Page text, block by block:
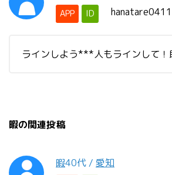
APP ID hanatare0411
ラインしよう***人もラインして
暇の関連投稿
暇40代 / 愛知